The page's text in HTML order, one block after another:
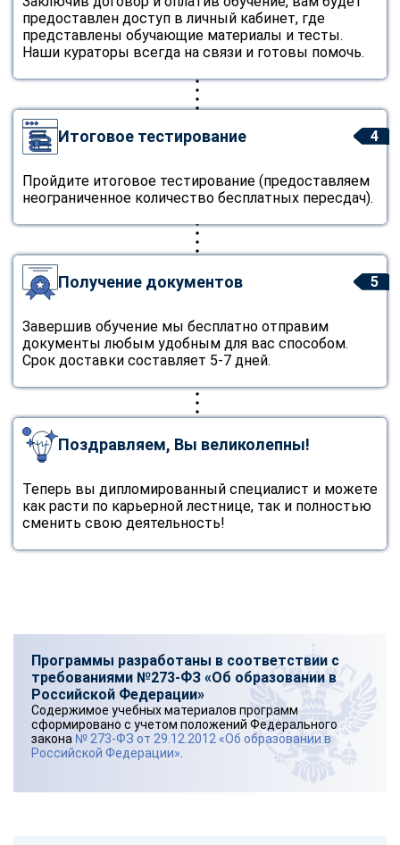
предоставлен доступ в личный кабинет, где
представлены обучающие материалы и тесты.
Наши кураторы всегда на связи и готовы помочь.
4
Итоговое тестирование
Пройдите итоговое тестирование (предоставляем
неограниченное количество бесплатных пересдач).
5
Получение документов
Завершив обучение мы бесплатно отправим
документы любым удобным для вас способом.
Срок доставки составляет 5-7 дней.
Поздравляем, Вы великолепны!
Теперь вы дипломированный специалист и можете
как расти по карьерной лестнице, так и полностью
сменить свою деятельность!
Программы разработаны в соответствии с
требованиями №273-ФЗ «Об образовании в
Российской Федерации»
Содержимое учебных материалов программ
сформировано с учетом положений Федерального
закона № 273-ФЗ от 29.12.2012 «Об образовании в
Российской Федерации»